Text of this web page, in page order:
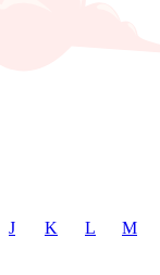
J K L M